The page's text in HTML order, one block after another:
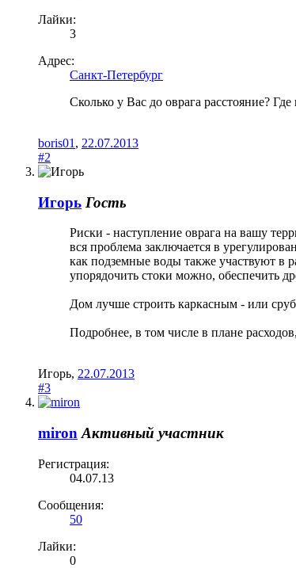
Лайки:
3
Адрес:
Санкт-Петербург
Сколько у Вас до оврага расстояние?
boris01 , 22.07.2013
#2
Игорь Гость
Риски - наступление оврага на вашу
вся проблема заключается в
как подземные воды также участвуют в
упорядочить стоки можно, обеспечить
Дом лучше строить каркасным - или
Подробнее, в том числе в плане
Игорь, 22.07.2013
#3
miron Активный участник
Регистрация:
04.07.13
Сообщения:
50
Лайки:
0